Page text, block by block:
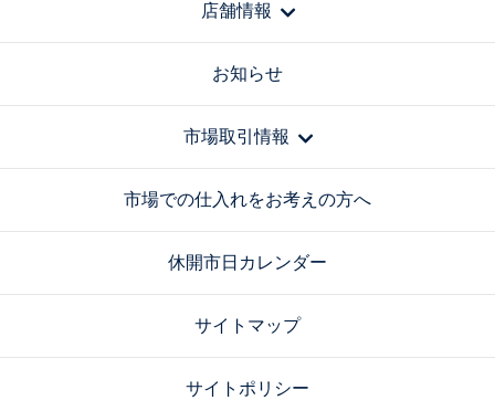
店舗情報
お知らせ
市場取引情報
市場での仕入れをお考えの方へ
休開市日カレンダー
サイトマップ
サイトポリシー